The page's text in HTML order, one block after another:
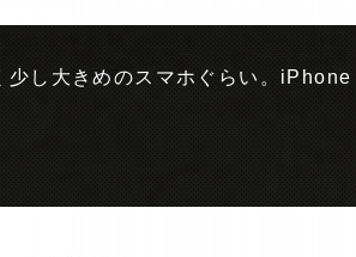
少し大きめのスマホぐらい。iPhone